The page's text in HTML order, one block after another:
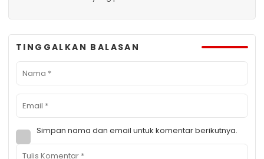
TINGGALKAN BALASAN
Simpan nama dan email untuk komentar berikutnya.